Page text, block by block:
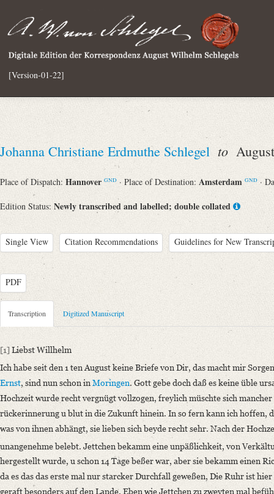
[Version-01-22]
Johanna Christiane Erdmuthe Schlegel to
Place of Dispatch: Hannover GND · Place of Destination: Amsterdam GND ·
Edition Status: Newly transcribed and labelled; double collated
Single View Citation Recommendations Guidelines for New
PDF
Metadata Concerning Header
Sender: Johanna Christiane Erdmuthe Schlegel
Recipient: August Wilhelm von Schlegel
Place of Destination: Amsterdam GND
Date: 23.09.1794
Notations: Absende- und Empfangsort erschlossen.
Manuscript
Provider: Dresden, Sächsische Landesbibliothek - Staats- und
OAI Id: DE-611-36881
Classification Number: Mscr.Dresd.e.90,XIX,Bd.21,Nr.28
Transcription Digitized Manuscript
[1] Liebst Willhelm
Ich habe seit den 1 ten August keine Briefe von Dir, das macht mir
Ernst, sind nun schon inMoringen. Gott gebe doch daß es keine üble
Hochzeit wurde recht vergnügt vollzogen, freylich müschte sich
rückerinnerung u blut in die Zukunft hinein. In so fern kann ich hoffen,
was von ihnen abhängt, sie lieben sich beyde recht sehr. Nach der
unangenehme belebt. Jettchen bekamm eine unpäßlichkeit, von
hergestellt wurde, u schon 14 Tage beßer war, aber sie bekamm einen
da es das das erste mal nur starcker Durchfall geweßen, Die Ruhr ist
geraft besonders auf den Lande. Eben wie Jettchen zu zweyten mal